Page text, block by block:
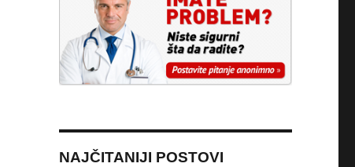
NAJČITANIJI POSTOVI